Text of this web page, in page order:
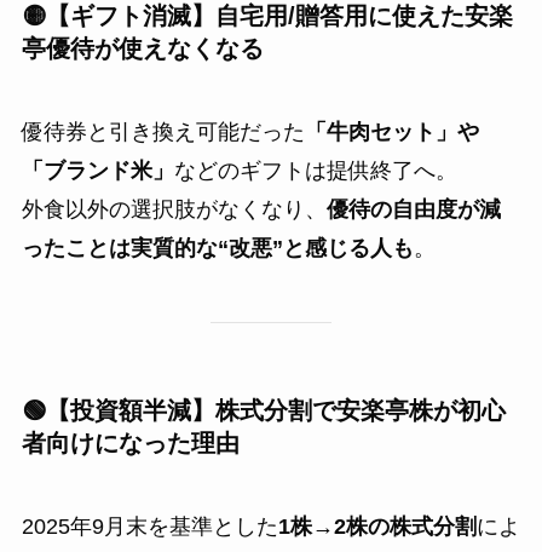
🟡【ギフト消滅】自宅用/贈答用に使えた安楽
亭優待が使えなくなる
優待券と引き換え可能だった 「牛肉セット」や
「ブランド米」 などのギフトは提供終了へ。
外食以外の選択肢がなくなり、 優待の自由度が減
ったことは実質的な“改悪”と感じる人も。
🟢【投資額半減】株式分割で安楽亭株が初心
者向けになった理由
2025年9月末を基準とした1株→2株の株式分割 によ